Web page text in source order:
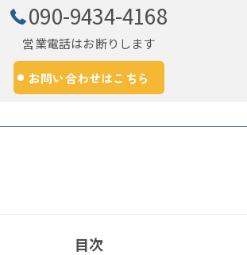
090-9434-4168
営業電話はお断りします
お問い合わせはこちら
目次